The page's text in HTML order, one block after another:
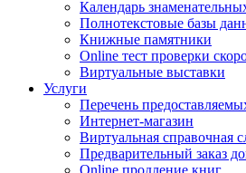
Календарь
Полнотекстовые базы
Книжные памятники
Online тест проверки
Виртуальные выставки
Услуги
Перечень
Интернет-магазин
Виртуальная справочная
Предварительный заказ
Online продление книг